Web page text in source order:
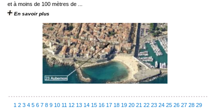
et à moins de 100 mètres de ...
En savoir plus
1 2 3 4 5 6 7 8 9 10 11 12 13 14 15 16 17 18 19 20 21 22 23 24 25 26 27 28 29